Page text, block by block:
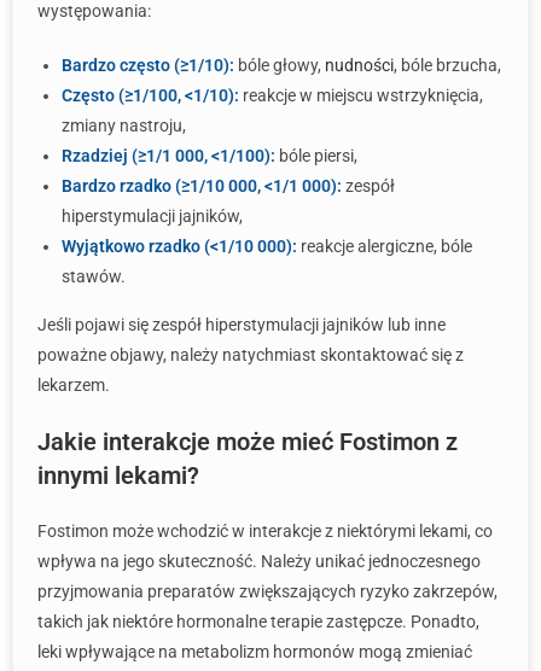
występowania:
Bardzo często (≥1/10): bóle głowy, nudności, bóle brzucha,
Często (≥1/100, <1/10): reakcje w miejscu wstrzyknięcia,
zmiany nastroju,
Rzadziej (≥1/1 000, <1/100): bóle piersi,
Bardzo rzadko (≥1/10 000, <1/1 000): zespół
hiperstymulacji jajników,
Wyjątkowo rzadko (<1/10 000): reakcje alergiczne, bóle
stawów.
Jeśli pojawi się zespół hiperstymulacji jajników lub inne
poważne objawy, należy natychmiast skontaktować się z
lekarzem.
Jakie interakcje może mieć Fostimon z
innymi lekami?
Fostimon może wchodzić w interakcje z niektórymi lekami, co
wpływa na jego skuteczność. Należy unikać jednoczesnego
przyjmowania preparatów zwiększających ryzyko zakrzepów,
takich jak niektóre hormonalne terapie zastępcze. Ponadto,
leki wpływające na metabolizm hormonów mogą zmieniać